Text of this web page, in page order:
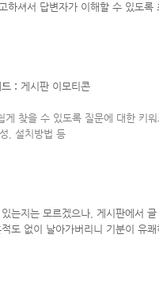
하셔서 답변자가 이해할 수 있도록
: 게시판 이모티콘
게 찾을 수 있도록 질문에 대한 키
, 설치방법 등
는지는 모르겠으나, 게시판에서
도 없이 날아가버리니 기분이 유